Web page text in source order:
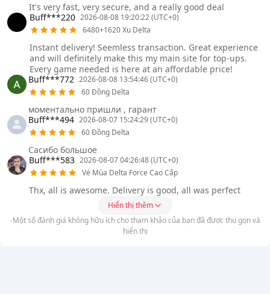
It's very fast, very secure, and a really good deal
Buff***220 2026-08-08 19:20:22 (UTC+0)
6480+1620 Xu Delta
Instant delivery! Seemless transaction. Great experience
and will definitely make this my main site for top-ups.
Every game needed is here at an affordable price!
Buff***772 2026-08-08 13:54:46 (UTC+0)
60 Đồng Delta
моментально пришли , гарант
Buff***494 2026-08-07 15:24:29 (UTC+0)
60 Đồng Delta
Сасибо большое
Buff***583 2026-08-07 04:26:48 (UTC+0)
Vé Mùa Delta Force Cao Cấp
Thx, all is awesome. Delivery is good, all was perfect
Hiển thị thêm
-Một số đánh giá không hữu ích cho tham khảo của bạn đã được thu gọn và
hiển thị